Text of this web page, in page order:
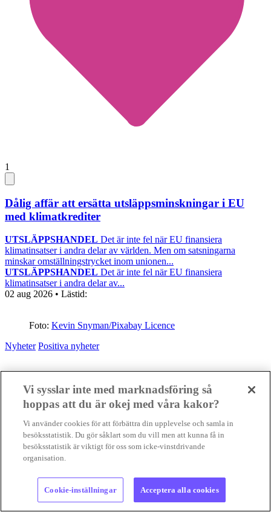
1
Dålig affär att ersätta utsläppsminskningar i EU
med klimatkrediter
UTSLÄPPSHANDEL Det är inte fel när EU finansiera
klimatinsatser i andra delar av världen. Men om satsningarna
minskar omställningstrycket inom unionen...
UTSLÄPPSHANDEL Det är inte fel när EU finansiera
klimatinsatser i andra delar av...
02 aug 2026 • Lästid:
Foto: Kevin Snyman/Pixabay Licence
Nyheter Positiva nyheter
Vi sysslar inte med marknadsföring så
hoppas att du är okej med våra kakor?
Vi använder cookies för att förbättra din upplevelse och samla in
besöksstatistik. Du gör såklart som du vill men att kunna få in
besöksstatistik är viktigt för oss som icke-vinstdrivande
organisation.
Cookie-inställningar Acceptera alla cookies